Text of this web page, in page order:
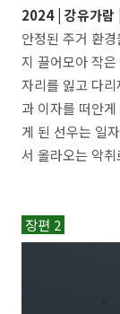
2024 | 강유가람
안정된 주거 환
지 끌어모아 작
자리를 잃고 다
과 이자를 떠안
게 된 선우는 일
서 올라오는 악
장편 2